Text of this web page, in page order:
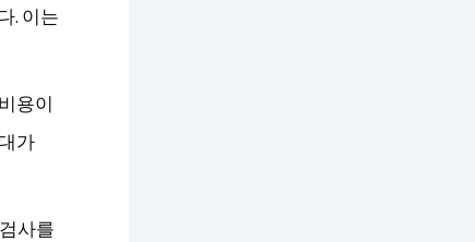
. 이는
용이
가
사를